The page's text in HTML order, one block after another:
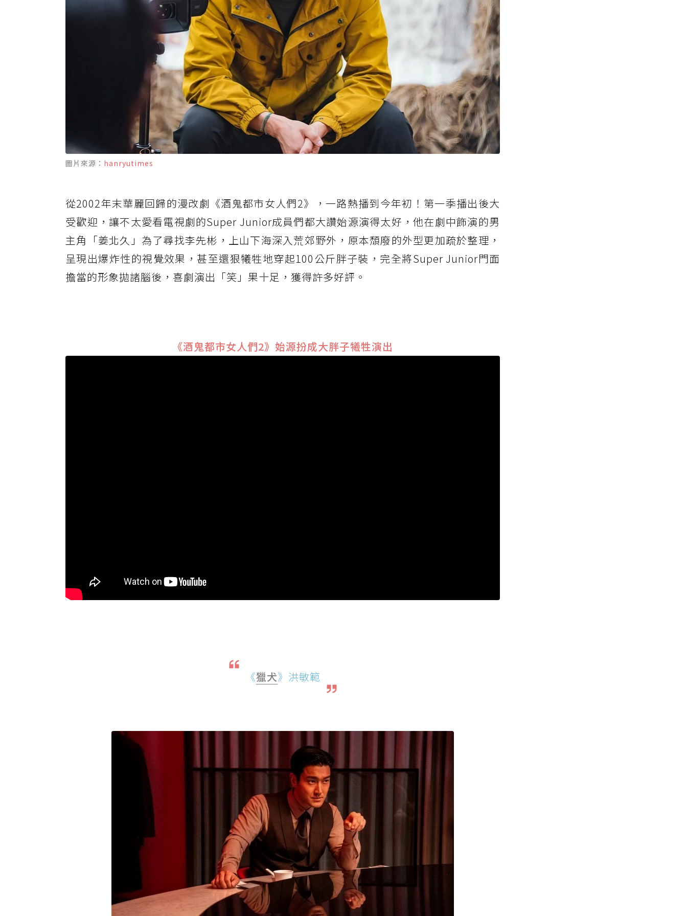
圖片來源： hanryutimes
從2002年末華麗回歸的漫改劇《酒鬼都市女人們2》，一路熱播到今年初！第一季播出後大
受歡迎，讓不太愛看電視劇的Super Junior成員們都大讚始源演得太好，他在劇中飾演的男
主角「姜北久」為了尋找李先彬，上山下海深入荒郊野外，原本頹廢的外型更加疏於整理，
呈現出爆炸性的視覺效果，甚至還狠犧牲地穿起100公斤胖子裝，完全將Super Junior門面
擔當的形象拋諸腦後，喜劇演出「笑」果十足，獲得許多好評。
《酒鬼都市女人們2》始源扮成大胖子犧牲演出
《獵犬》洪敏範